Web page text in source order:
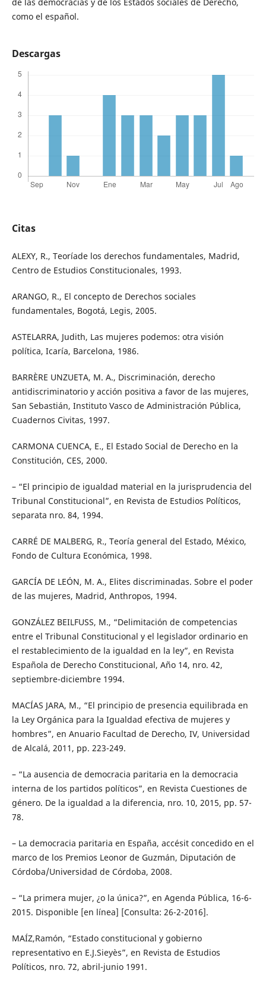
como el español.
Descargas
Citas
ALEXY, R., Teoríade los derechos fundamentales, Madrid,
Centro de Estudios Constitucionales, 1993.
ARANGO, R., El concepto de Derechos sociales
fundamentales, Bogotá, Legis, 2005.
ASTELARRA, Judith, Las mujeres podemos: otra visión
política, Icaría, Barcelona, 1986.
BARRÈRE UNZUETA, M. A., Discriminación, derecho
antidiscriminatorio y acción positiva a favor de las mujeres,
San Sebastián, Instituto Vasco de Administración Pública,
Cuadernos Civitas, 1997.
CARMONA CUENCA, E., El Estado Social de Derecho en la
Constitución, CES, 2000.
– “El principio de igualdad material en la jurisprudencia del
Tribunal Constitucional”, en Revista de Estudios Políticos,
separata nro. 84, 1994.
CARRÉ DE MALBERG, R., Teoría general del Estado, México,
Fondo de Cultura Económica, 1998.
GARCÍA DE LEÓN, M. A., Elites discriminadas. Sobre el poder
de las mujeres, Madrid, Anthropos, 1994.
GONZÁLEZ BEILFUSS, M., “Delimitación de competencias
entre el Tribunal Constitucional y el legislador ordinario en
el restablecimiento de la igualdad en la ley”, en Revista
Española de Derecho Constitucional, Año 14, nro. 42,
septiembre-diciembre 1994.
MACÍAS JARA, M., “El principio de presencia equilibrada en
la Ley Orgánica para la Igualdad efectiva de mujeres y
hombres”, en Anuario Facultad de Derecho, IV, Universidad
de Alcalá, 2011, pp. 223-249.
– “La ausencia de democracia paritaria en la democracia
interna de los partidos políticos”, en Revista Cuestiones de
género. De la igualdad a la diferencia, nro. 10, 2015, pp. 57-
78.
– La democracia paritaria en España, accésit concedido en el
marco de los Premios Leonor de Guzmán, Diputación de
Córdoba/Universidad de Córdoba, 2008.
– “La primera mujer, ¿o la única?”, en Agenda Pública, 16-6-
2015. Disponible [en línea] [Consulta: 26-2-2016].
MAÍZ,Ramón, “Estado constitucional y gobierno
representativo en E.J.Sieyès”, en Revista de Estudios
Políticos, nro. 72, abril-junio 1991.